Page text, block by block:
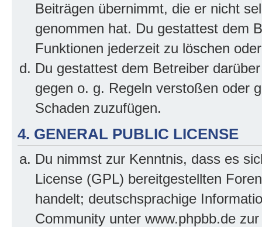
Beiträgen übernimmt, die er nicht
genommen hat. Du gestattest dem
Funktionen jederzeit zu löschen
Du gestattest dem Betreiber
gegen o. g. Regeln verstoßen oder
Schaden zuzufügen.
4. GENERAL PUBLIC LICENSE
Du nimmst zur Kenntnis, dass es
License (GPL) bereitgestellten
handelt; deutschsprachige
Community unter www.phpbb.de